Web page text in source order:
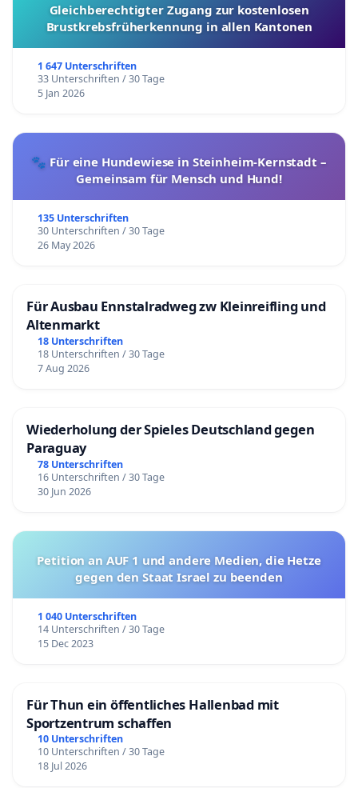
Gleichberechtigter Zugang zur kostenlosen
Brustkrebsfrüherkennung in allen Kantonen
1 647 Unterschriften
33 Unterschriften / 30 Tage
5 Jan 2026
🐾 Für eine Hundewiese in Steinheim-Kernstadt –
Gemeinsam für Mensch und Hund!
135 Unterschriften
30 Unterschriften / 30 Tage
26 May 2026
Für Ausbau Ennstalradweg zw Kleinreifling und
Altenmarkt
18 Unterschriften
18 Unterschriften / 30 Tage
7 Aug 2026
Wiederholung der Spieles Deutschland gegen
Paraguay
78 Unterschriften
16 Unterschriften / 30 Tage
30 Jun 2026
Petition an AUF 1 und andere Medien, die Hetze
gegen den Staat Israel zu beenden
1 040 Unterschriften
14 Unterschriften / 30 Tage
15 Dec 2023
Für Thun ein öffentliches Hallenbad mit
Sportzentrum schaffen
10 Unterschriften
10 Unterschriften / 30 Tage
18 Jul 2026